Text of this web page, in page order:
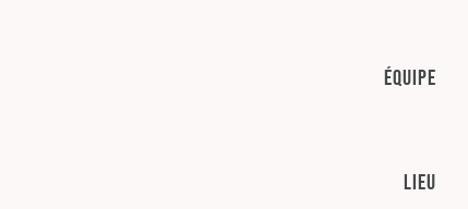
Équipe
Lieu